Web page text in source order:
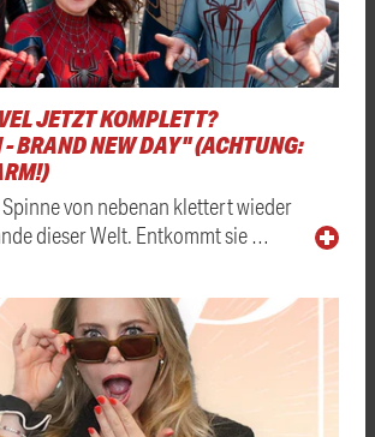
JETZT KOMPLETT?
BRAND NEW DAY" (ACHTUNG:
von nebenan klettert wieder
dieser Welt. Entkommt sie …